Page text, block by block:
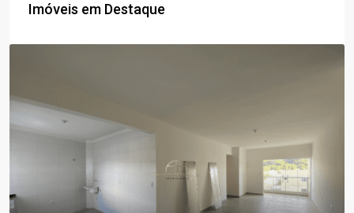
Imóveis em Destaque